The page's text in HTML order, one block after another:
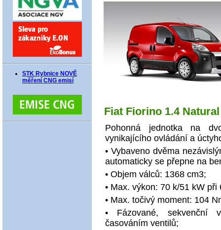
Fiat Fiorino 1.4
Pohonná jednotka na
vynikajícího ovládání a
• Vybaveno dvěma
automaticky se přepne na
• Objem válců: 1368 cm3;
• Max. výkon: 70 k/51 kW
• Max. točivý moment: 104
• Fázované, sekvenční
časováním ventilů;
STK Rybnice NOVĚ
měření CNG emisí